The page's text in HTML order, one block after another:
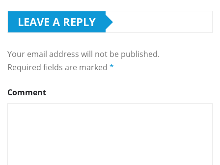
LEAVE A REPLY
Your email address will not be published.
Required fields are marked *
Comment